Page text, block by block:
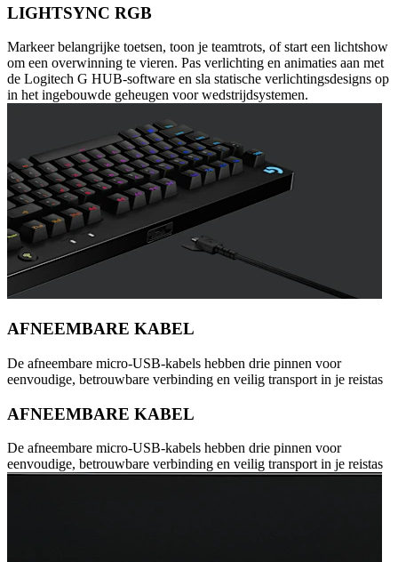
LIGHTSYNC RGB
Markeer belangrijke toetsen, toon je teamtrots, of start een lichtshow
om een overwinning te vieren. Pas verlichting en animaties aan met
de Logitech G HUB-software en sla statische verlichtingsdesigns op
in het ingebouwde geheugen voor wedstrijdsystemen.
AFNEEMBARE KABEL
De afneembare micro-USB-kabels hebben drie pinnen voor
eenvoudige, betrouwbare verbinding en veilig transport in je reistas
AFNEEMBARE KABEL
De afneembare micro-USB-kabels hebben drie pinnen voor
eenvoudige, betrouwbare verbinding en veilig transport in je reistas